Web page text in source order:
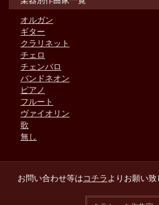
オルガン
ギター
クラリネット
チェロ
チェンバロ
バンドネオン
ピアノ
フルート
ヴァイオリン
歌
無し
お問い合わせ等はコチラよりお願い致